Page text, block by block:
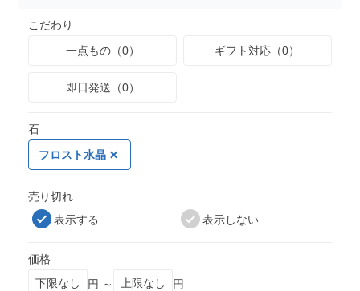
こだわり
一点もの（0）
ギフト対応（0）
即日発送（0）
石
フロスト水晶
売り切れ
表示する
表示しない
価格
円 ～
円